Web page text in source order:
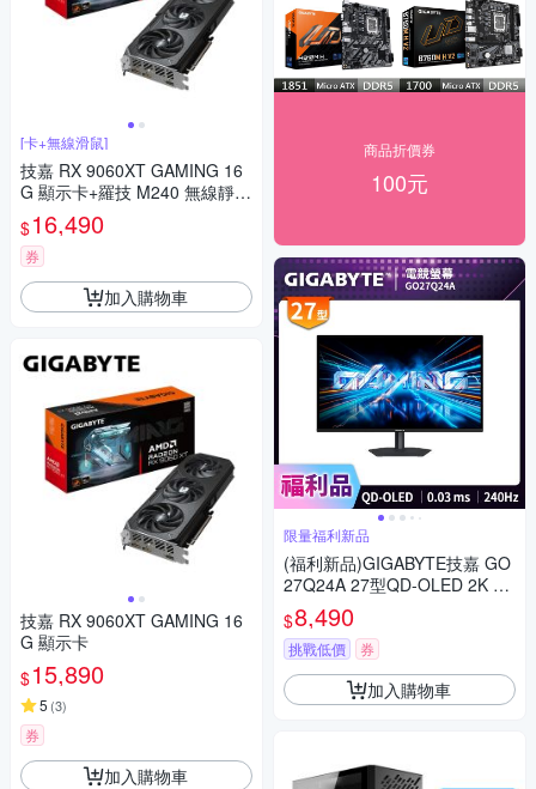
[卡+無線滑鼠]
技嘉 RX 9060XT GAMING 16
G 顯示卡+羅技 M240 無線靜音
藍牙滑鼠
$16,490
券
加入購物車
技嘉 RX 9060XT GAMING 16
G 顯示卡
$15,890
5 (3)
券
加入購物車
商品折價券
100元
限量福利新品
(福利新品)GIGABYTE技嘉 GO
27Q24A 27型QD-OLED 2K 1
6:9 240Hz電競螢幕(0.3ms/G-S
YNC/FreeSync/HDMI/DP)
$8,490
挑戰低價 券
加入購物車